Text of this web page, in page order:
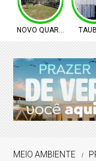
NOVO QUARTEL
MEIO AMBIENTE